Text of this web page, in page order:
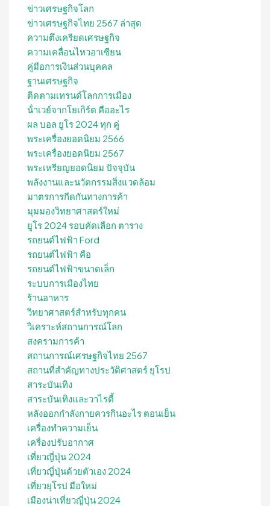
ข่าวเศรษฐกิจโลก
ข่าวเศรษฐกิจไทย 2567 ล่าสุด
ความตึงเครียดเศรษฐกิจ
ความเคลื่อนไหวอาเซียน
คู่มือการเงินส่วนบุคคล
ฐานเศรษฐกิจ
ติดตามเทรนด์โลกการเมือง
น้ําเวย์จากโยเกิร์ต คืออะไร
ผล บอล ยูโร 2024 ทุก คู่
พระเครื่องยอดนิยม 2566
พระเครื่องยอดนิยม 2567
พระเหรียญยอดนิยม ปัจจุบัน
พลังงานและนวัตกรรมสิ่งแวดล้อม
มาตรการกีดกันทางการค้า
มุมมองวิทยาศาสตร์ใหม่
ยูโร 2024 รอบคัดเลือก ตาราง
รถยนต์ไฟฟ้า Ford
รถยนต์ไฟฟ้า คือ
รถยนต์ไฟฟ้าขนาดเล็ก
ระบบการเมืองไทย
ร้านอาหาร
วิทยาศาสตร์สำหรับทุกคน
วิเคราะห์สถานการณ์โลก
สงครามการค้า
สถานการณ์เศรษฐกิจไทย 2567
สถานที่สําคัญทางประวัติศาสตร์ ยุโรป
สาระบันเทิง
สาระบันเทิงและวาไรตี้
หลังออกกําลังกายควรกินอะไร ตอนเย็น
เครื่องทำความเย็น
เครื่องปรับอากาศ
เที่ยวญี่ปุ่น 2024
เที่ยวญี่ปุ่นด้วยตัวเอง 2024
เที่ยวยุโรป มือใหม่
เมืองน่าเที่ยวญี่ปุ่น 2024